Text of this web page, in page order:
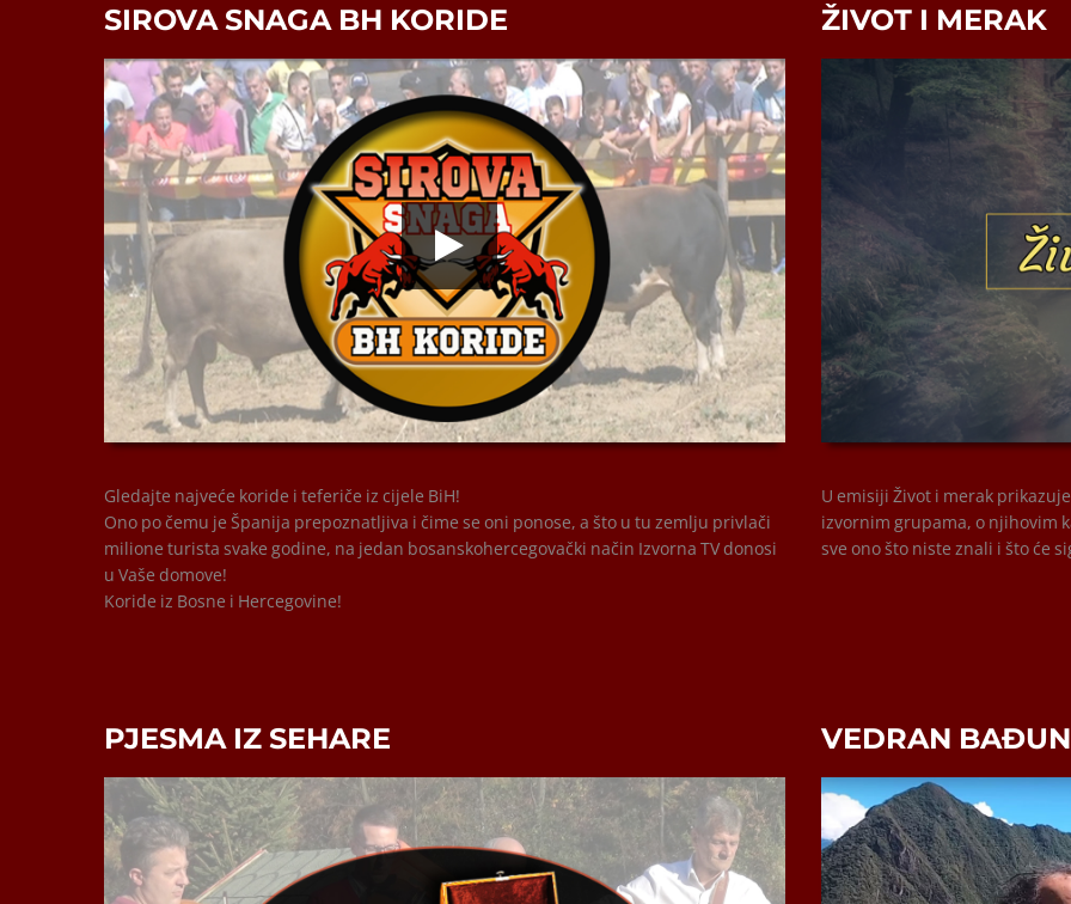
SIROVA SNAGA BH KORIDE
00:00 00:00
Gledajte najveće koride i teferiče iz cijele BiH!
Ono po čemu je Španija prepoznatljiva i čime se oni ponose, a što u tu zemlju privlači
milione turista svake godine, na jedan bosanskohercegovački način Izvorna TV donosi
u Vaše domove!
Koride iz Bosne i Hercegovine!
ŽIVOT I MERAK
U emisiji Život i merak
izvornim grupama, o njihovim
sve ono što niste znali i što će
PJESMA IZ SEHARE VEDRAN